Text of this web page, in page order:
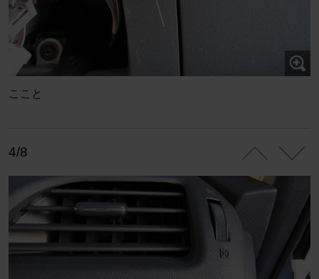
ここと
4/8